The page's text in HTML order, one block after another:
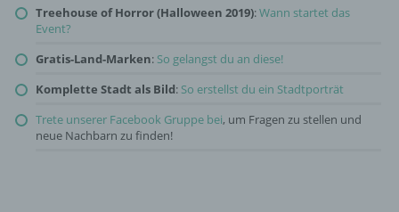
Treehouse of Horror (Halloween 2019):Wann startet das
Event?
Gratis-Land-Marken: So gelangst du an diese!
Komplette Stadt als Bild: So erstellst du ein Stadtporträt
Trete unserer Facebook Gruppe bei, um Fragen zu stellen und
neue Nachbarn zu finden!